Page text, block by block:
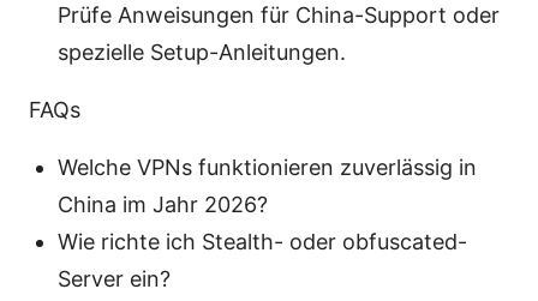
Prüfe Anweisungen für China-Support oder
spezielle Setup-Anleitungen.
FAQs
Welche VPNs funktionieren zuverlässig in
China im Jahr 2026?
Wie richte ich Stealth- oder obfuscated-
Server ein?